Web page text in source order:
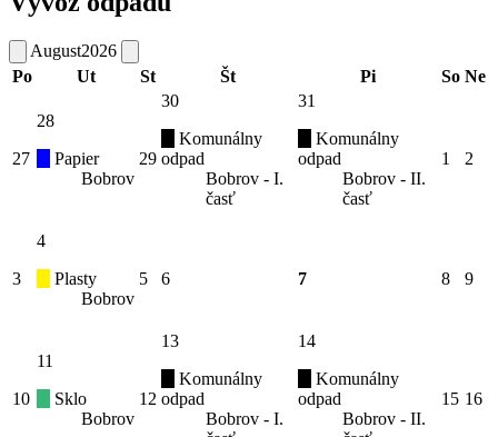
August2026
Po
Ut St Št Pi So Ne
27
28
Papier
Bobrov
29
30
Komunálny
odpad
Bobrov - I.
časť
31
Komunálny
odpad
Bobrov - II.
časť
1 2
3
4
Plasty
Bobrov
5 6 7 8 9
10
11
Sklo
Bobrov
12
13
Komunálny
odpad
Bobrov - I.
14
Komunálny
odpad
Bobrov - II.
15 16